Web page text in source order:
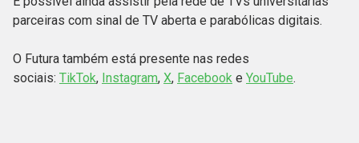
parceiras com sinal de TV aberta e parabólicas digitais.
O Futura também está presente nas redes
sociais: TikTok, Instagram, X, Facebook e YouTube.